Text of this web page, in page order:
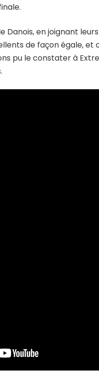
Danois, en joignant
de façon égale,
pu le constater à